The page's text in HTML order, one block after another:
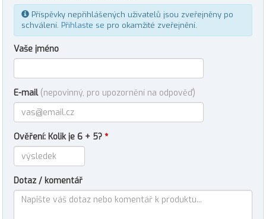
Příspěvky nepřihlášených uživatelů jsou zveřejněny po
schválení. Přihlaste se pro okamžité zveřejnění.
Vaše jméno
E-mail (nepovinný, pro upozornění na odpověď)
Ověření: Kolik je 6 + 5? *
Dotaz / komentář